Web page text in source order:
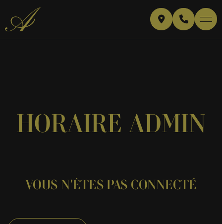
HORAIRE ADMIN
VOUS N'ÊTES PAS CONNECTÉ